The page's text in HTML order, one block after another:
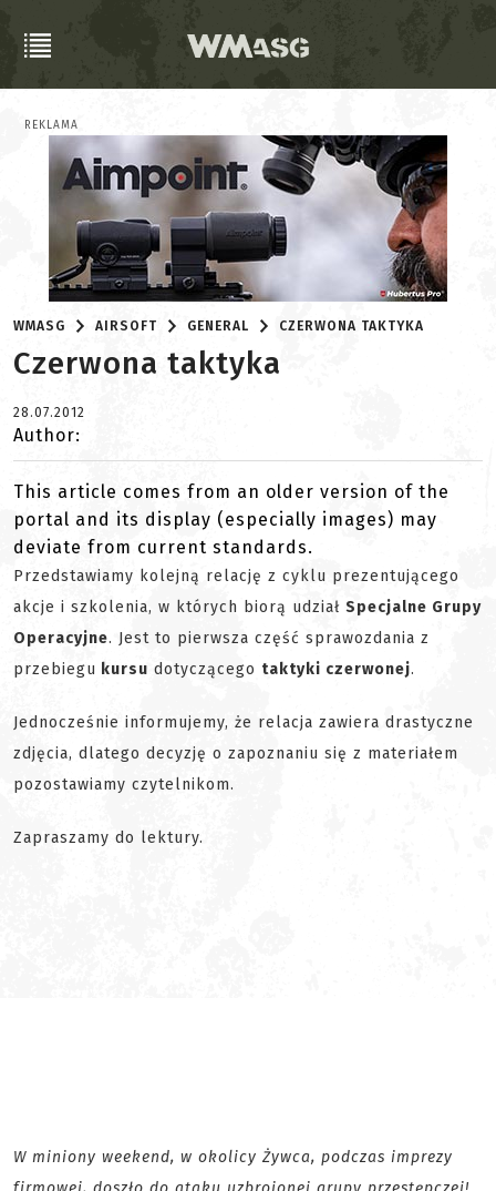
REKLAMA
WMASG AIRSOFT GENERAL CZERWONA TAKTYKA
Czerwona taktyka
28.07.2012
Author:
This article comes from an older version of the
portal and its display (especially images) may
deviate from current standards.
Przedstawiamy kolejną relację z cyklu prezentującego
akcje i szkolenia, w których biorą udział Specjalne Grupy
Operacyjne. Jest to pierwsza część sprawozdania z
przebiegu kursu dotyczącego taktyki czerwonej.
Jednocześnie informujemy, że relacja zawiera drastyczne
zdjęcia, dlatego decyzję o zapoznaniu się z materiałem
pozostawiamy czytelnikom.
Zapraszamy do lektury.
W miniony weekend, w okolicy Żywca, podczas imprezy